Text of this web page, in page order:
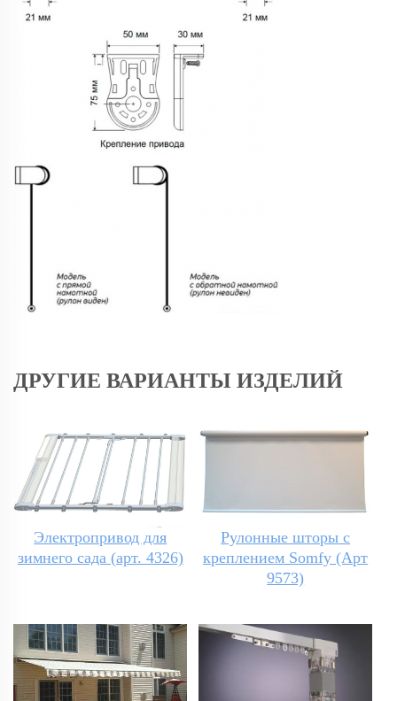
ДРУГИЕ ВАРИАНТЫ ИЗДЕЛИЙ
Электропривод для
зимнего сада (арт. 4326)
Рулонные шторы с
креплением Somfy (Арт
9573)